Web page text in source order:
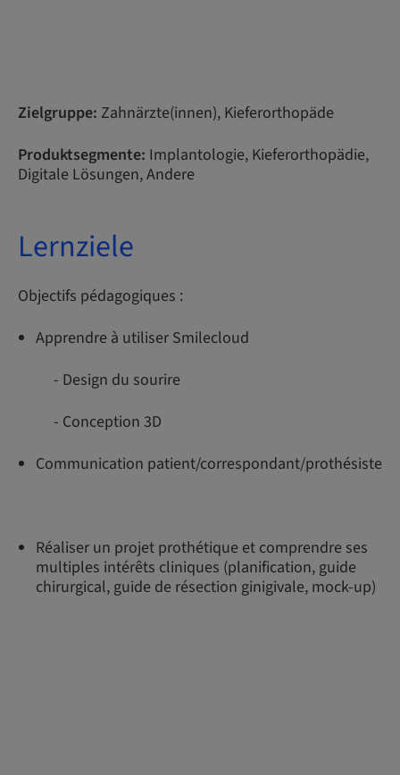
Zielgruppe: Zahnärzte(innen), Kieferorthopäde
Produktsegmente: Implantologie, Kieferorthopädie,
Digitale Lösungen, Andere
Lernziele
Objectifs pédagogiques :
Apprendre à utiliser Smilecloud
- Design du sourire
- Conception 3D
Communication patient/correspondant/prothésiste
Réaliser un projet prothétique et comprendre ses
multiples intérêts cliniques (planification, guide
chirurgical, guide de résection ginigivale, mock-up)